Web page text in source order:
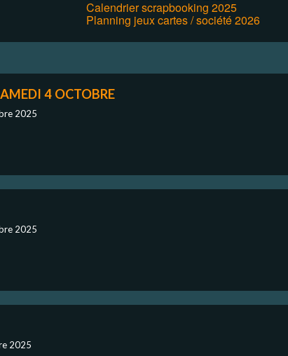
Calendrier scrapbooking 2025
Planning jeux cartes / société 2026
4 OCTOBRE
2025
2025
2025